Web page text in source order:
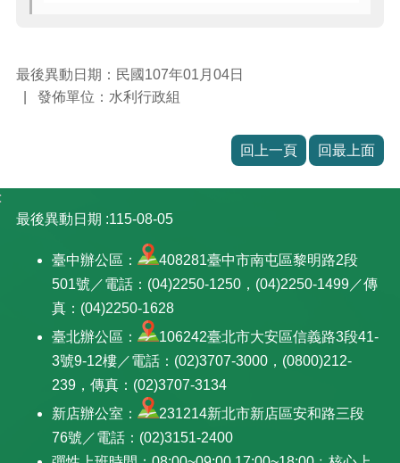
最後異動日期：民國107年01月04日
發佈單位：水利行政組
回上一頁 回最上面
最後異動日期 115-08-05
臺中辦公區：
408281臺中市南屯區黎明路2段
501號／電話：(04)2250-1250，(04)2250-1499／傳
真：(04)2250-1628
臺北辦公區：
106242臺北市大安區信義路3段41-
3號9-12樓／電話：(02)3707-3000，(0800)212-
239，傳真：(02)3707-3134
新店辦公室：
231214新北市新店區安和路三段
76號／電話：(02)3151-2400